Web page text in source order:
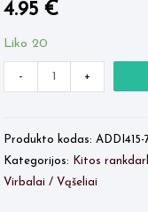
4.95 €
Liko 20
Quantity
-
produkto
eilių
skaičiuoklis
Quantity
+
Produkto kodas: ADDI415-
Kategorijos:
Kitos
Virbalai / Vąšeliai